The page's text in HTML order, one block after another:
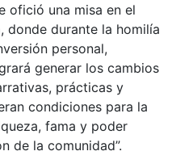
ofició una misa en el
donde durante la homilía
personal,
generar los cambios
prácticas y
condiciones para la
fama y poder
de la comunidad”.